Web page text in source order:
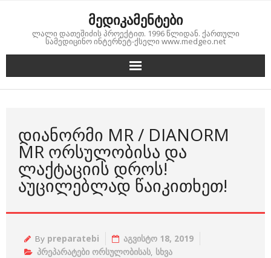
მედიკამენტები
ლალი დათეშიძის პროექტით. 1996 წლიდან. ქართული
სამედიცინო ინტერნეტ-ქსელი www.medgeo.net
ᲓᲘᲐᲜᲝᲠᲛᲘ MR / DIANORM
MR ᲝᲠᲡᲣᲚᲝᲑᲘᲡᲐ ᲓᲐ
ᲚᲐᲥᲢᲐᲪᲘᲘᲡ ᲓᲠᲝᲡ!
ᲐᲣᲪᲘᲚᲔᲑᲚᲐᲓ ᲬᲐᲘᲙᲘᲗᲮᲔᲗ!
By preparatebi
აგვისტო 18, 2019
პრეპარატები ორსულობისას, სხვა